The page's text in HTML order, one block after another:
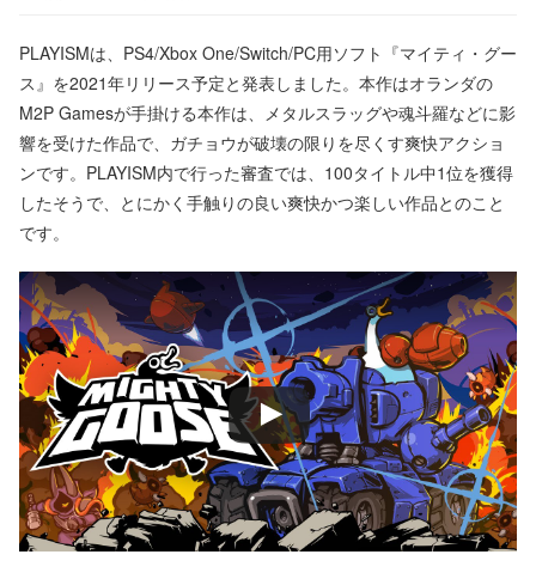
PLAYISMは、PS4/Xbox One/Switch/PC用ソフト『マイティ・グー
ス』を2021年リリース予定と発表しました。本作はオランダの
M2P Gamesが手掛ける本作は、メタルスラッグや魂斗羅などに影
響を受けた作品で、ガチョウが破壊の限りを尽くす爽快アクショ
ンです。PLAYISM内で行った審査では、100タイトル中1位を獲得
したそうで、とにかく手触りの良い爽快かつ楽しい作品とのこと
です。